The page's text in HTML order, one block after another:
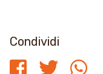
Condividi